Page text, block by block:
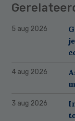
5 aug 2026
4 aug 2026
3 aug 2026